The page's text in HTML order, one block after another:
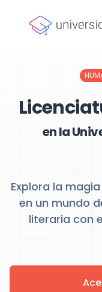
en la
Explora la
en un mundo
literaria con